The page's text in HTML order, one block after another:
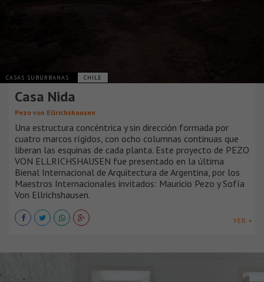
CASAS SUBURBANAS CHILE
Casa Nida
Pezo von Ellrichshausen
Una estructura concéntrica y sin dirección formada por
cuatro marcos rígidos, con ocho columnas continuas que
liberan las esquinas de cada planta. Este proyecto de PEZO
VON ELLRICHSHAUSEN fue presentado en la última
Bienal Internacional de Arquitectura de Argentina, por los
Maestros Internacionales invitados: Mauricio Pezo y Sofía
Von Ellrichshausen.
VER +